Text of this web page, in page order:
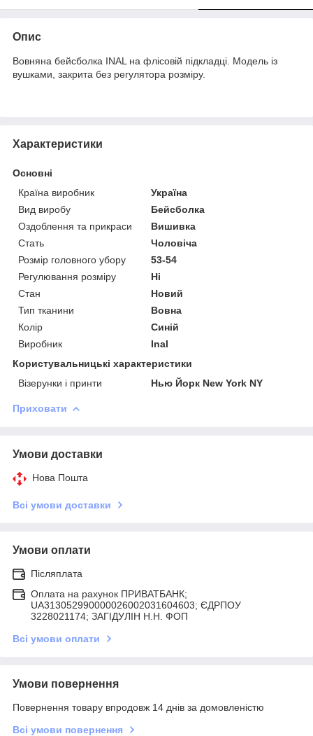
Опис
Вовняна бейсболка INAL на флісовій підкладці. Модель із
вушками, закрита без регулятора розміру.
Характеристики
Основні
Країна виробник
Україна
Вид виробу
Бейсболка
Оздоблення та прикраси
Вишивка
Стать
Чоловіча
Розмір головного убору
53-54
Регулювання розміру
Ні
Стан
Новий
Тип тканини
Вовна
Колір
Синій
Виробник
Inal
Користувальницькі характеристики
Візерунки і принти
Нью Йорк New York NY
Приховати
Умови доставки
Нова Пошта
Всі умови доставки
Умови оплати
Післяплата
Оплата на рахунок ПРИВАТБАНК;
UA313052990000026002031604603; ЄДРПОУ
3228021174; ЗАГIДУЛIН Н.Н. ФОП
Всі умови оплати
Умови повернення
Повернення товару впродовж 14 днів за домовленістю
Всі умови повернення